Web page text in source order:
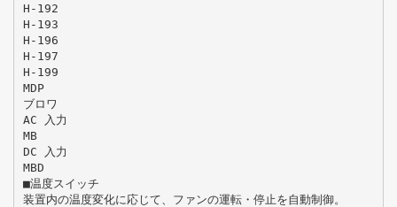
H-192
H-193
H-196
H-197
H-199
MDP
ブロワ
AC 入力
MB
DC 入力
MBD
■温度スイッチ
装置内の温度変化に応じて、ファンの運転・停止を自動制御。